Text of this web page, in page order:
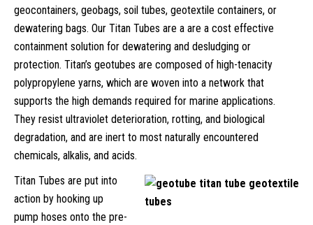
geocontainers, geobags, soil tubes, geotextile containers, or
dewatering bags. Our Titan Tubes are a are a cost effective
containment solution for dewatering and desludging or
protection. Titan’s geotubes are composed of high-tenacity
polypropylene yarns, which are woven into a network that
supports the high demands required for marine applications.
They resist ultraviolet deterioration, rotting, and biological
degradation, and are inert to most naturally encountered
chemicals, alkalis, and acids.
Titan Tubes are put into
action by hooking up
pump hoses onto the pre-